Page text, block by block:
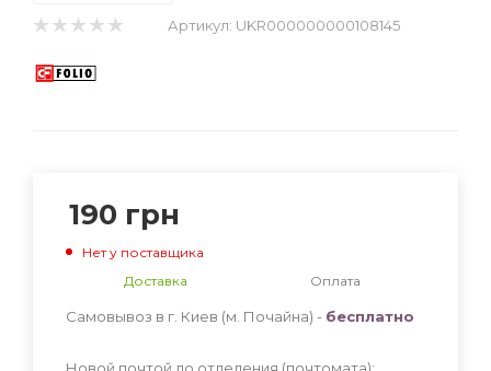
Артикул: UKR000000000108145
190 грн
Нет у поставщика
Доставка
Оплата
Самовывоз в г. Киев (м. Почайна) - бесплатно
Новой почтой до отделения (почтомата):